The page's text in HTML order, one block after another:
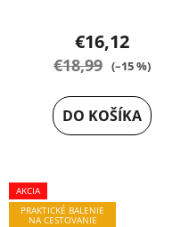
€16,12
€18,99 (–15 %)
DO KOŠÍKA
AKCIA
PRAKTICKÉ BALENIE
NA CESTOVANIE